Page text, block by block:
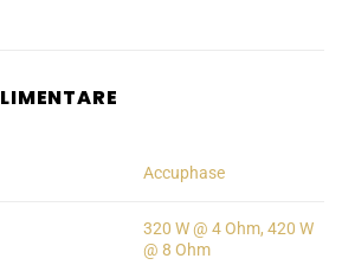
Accuphase
320 W @ 4 Ohm, 420 W
@ 8 Ohm